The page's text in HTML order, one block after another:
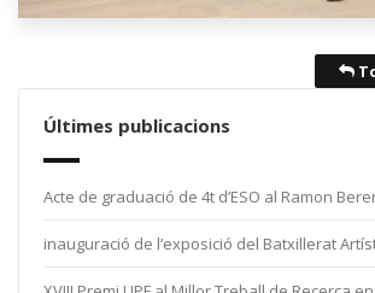
Últimes publicacions
Acte de graduació de 4t d’ESO al Ramon
inauguració de l’exposició del Batxillerat